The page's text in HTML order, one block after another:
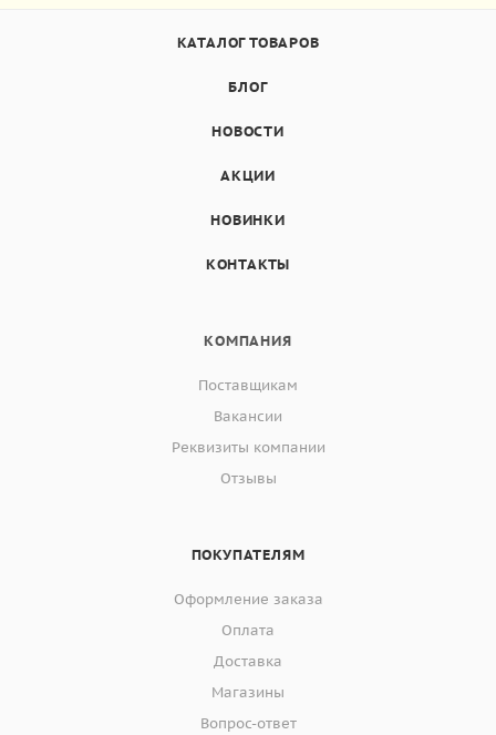
КАТАЛОГ ТОВАРОВ
БЛОГ
НОВОСТИ
АКЦИИ
НОВИНКИ
КОНТАКТЫ
КОМПАНИЯ
Поставщикам
Вакансии
Реквизиты компании
Отзывы
ПОКУПАТЕЛЯМ
Оформление заказа
Оплата
Доставка
Магазины
Вопрос-ответ